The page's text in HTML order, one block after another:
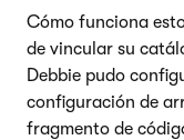
Cómo funciona
de vincular su
Debbie pudo
configuración de
fragmento de